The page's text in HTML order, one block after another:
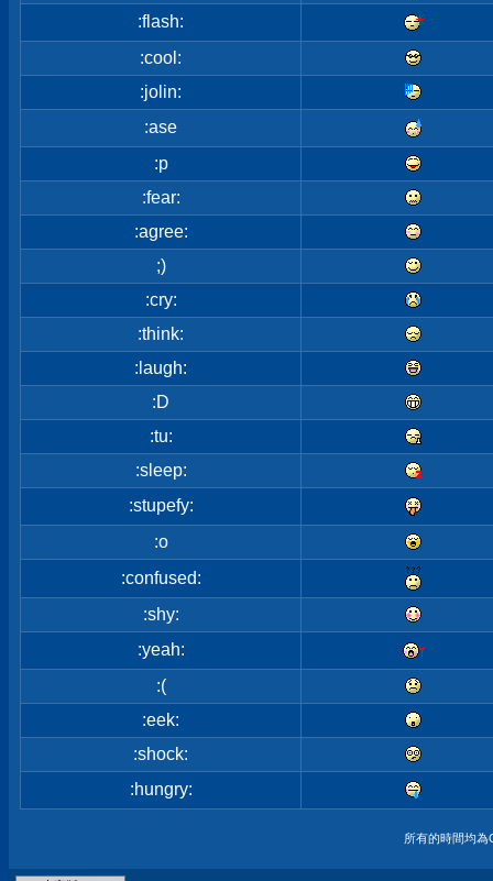
:flash:
:cool:
:jolin:
:ase
:p
:fear:
:agree:
;)
:cry:
:think:
:laugh:
:D
:tu:
:sleep:
:stupefy:
:o
:confused:
:shy:
:yeah:
:(
:eek:
:shock:
:hungry:
所有的時間均為